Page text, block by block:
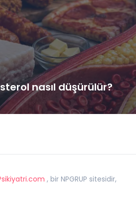
nasıl düşürülür?
, bir NPGRUP sitesidir,